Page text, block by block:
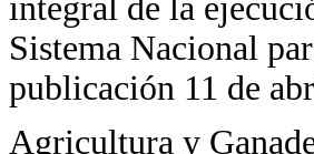
integral de la
Sistema Nacional
publicación 11 de
Agricultura y